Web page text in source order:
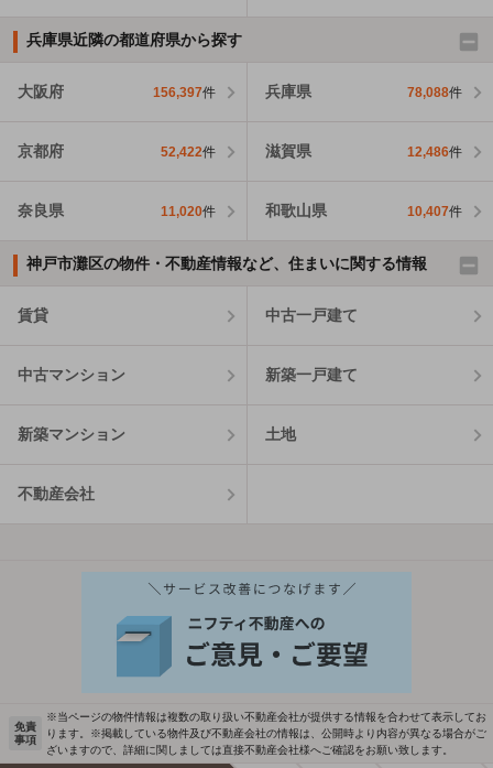
兵庫県近隣の都道府県から探す
大阪府 156,397件 兵庫県 78,088件
京都府 52,422件 滋賀県 12,486件
奈良県 11,020件 和歌山県 10,407件
神戸市灘区の物件・不動産情報など、住まいに関する情報
賃貸 中古一戸建て
中古マンション 新築一戸建て
新築マンション 土地
不動産会社
免責
事項
※当ページの物件情報は複数の取り扱い不動産会社が提供する情報を合わせて表示してお
ります。※掲載している物件及び不動産会社の情報は、公開時より内容が異なる場合がご
ざいますので、詳細に関しましては直接不動産会社様へご確認をお願い致します。